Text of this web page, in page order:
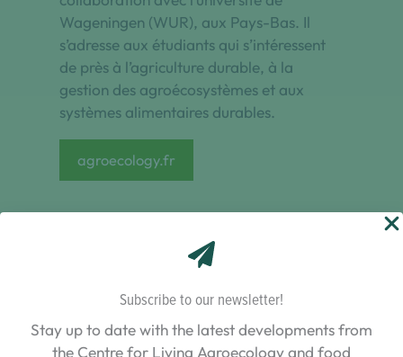
Subscribe to our newsletter!
Stay up to date with the latest developments from
the Centre for Living Agroecology and food
Wageningen (WUR), aux Pays-Bas. Il
s’adresse aux étudiants qui s’intéressent
de près à l’agriculture durable, à la
gestion des agroécosystèmes et aux
systèmes alimentaires durables.
agroecology.fr